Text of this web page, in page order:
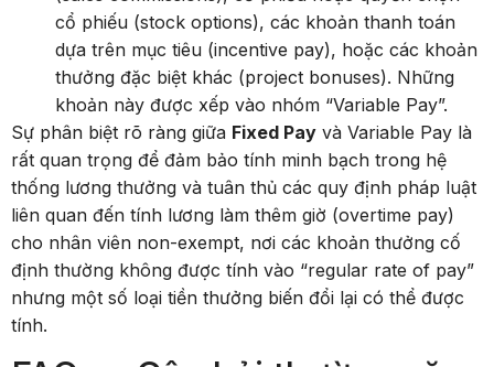
cổ phiếu (stock options), các khoản thanh toán
dựa trên mục tiêu (incentive pay), hoặc các khoản
thưởng đặc biệt khác (project bonuses). Những
khoản này được xếp vào nhóm “Variable Pay”.
Sự phân biệt rõ ràng giữa Fixed Pay và Variable Pay là
rất quan trọng để đảm bảo tính minh bạch trong hệ
thống lương thưởng và tuân thủ các quy định pháp luật
liên quan đến tính lương làm thêm giờ (overtime pay)
cho nhân viên non-exempt, nơi các khoản thưởng cố
định thường không được tính vào “regular rate of pay”
nhưng một số loại tiền thưởng biến đổi lại có thể được
tính.